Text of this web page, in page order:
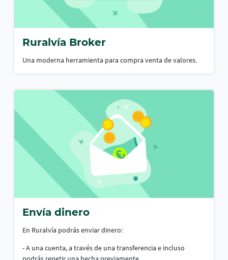
Ruralvía Broker
Una moderna herramienta para compra venta de valores.
Envía dinero
En Ruralvía podrás enviar dinero:
- A una cuenta, a través de una transferencia e incluso